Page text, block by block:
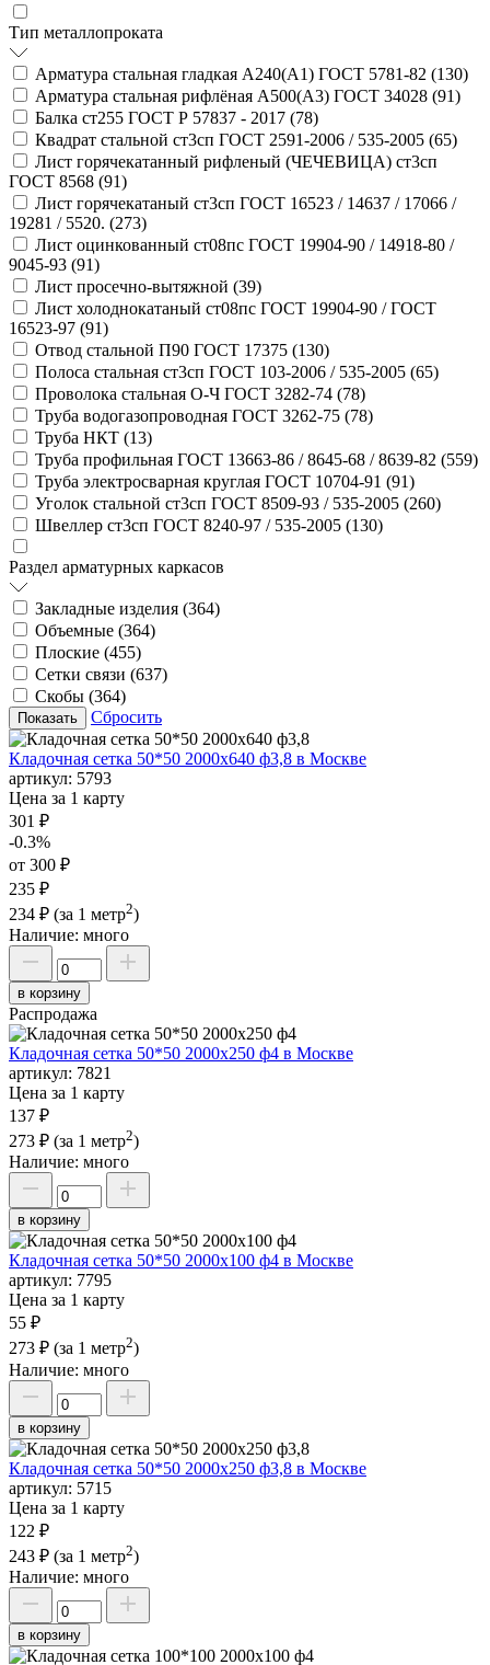
Тип металлопроката
Арматура стальная гладкая А240(А1) ГОСТ 5781-82 (130)
Арматура стальная рифлёная А500(А3) ГОСТ 34028 (91)
Балка ст255 ГОСТ Р 57837 - 2017 (78)
Квадрат стальной ст3сп ГОСТ 2591-2006 / 535-2005 (65)
Лист горячекатанный рифленый (ЧЕЧЕВИЦА) ст3сп
ГОСТ 8568 (91)
Лист горячекатаный ст3сп ГОСТ 16523 / 14637 / 17066 /
19281 / 5520. (273)
Лист оцинкованный ст08пс ГОСТ 19904-90 / 14918-80 /
9045-93 (91)
Лист просечно-вытяжной (39)
Лист холоднокатаный ст08пс ГОСТ 19904-90 / ГОСТ
16523-97 (91)
Отвод стальной П90 ГОСТ 17375 (130)
Полоса стальная ст3сп ГОСТ 103-2006 / 535-2005 (65)
Проволока стальная О-Ч ГОСТ 3282-74 (78)
Труба водогазопроводная ГОСТ 3262-75 (78)
Труба НКТ (13)
Труба профильная ГОСТ 13663-86 / 8645-68 / 8639-82 (559)
Труба электросварная круглая ГОСТ 10704-91 (91)
Уголок стальной ст3сп ГОСТ 8509-93 / 535-2005 (260)
Швеллер ст3сп ГОСТ 8240-97 / 535-2005 (130)
Раздел арматурных каркасов
Закладные изделия (364)
Объемные (364)
Плоские (455)
Сетки связи (637)
Скобы (364)
Сбросить
Кладочная сетка 50*50 2000х640 ф3,8 в Москве
артикул: 5793
Цена за 1 карту
301 ₽
-0.3%
от 300 ₽
235 ₽
234 ₽ (за 1 метр2)
Наличие: много
в корзину
Распродажа
Кладочная сетка 50*50 2000х250 ф4 в Москве
артикул: 7821
Цена за 1 карту
137 ₽
273 ₽ (за 1 метр2)
Наличие: много
в корзину
Кладочная сетка 50*50 2000х100 ф4 в Москве
артикул: 7795
Цена за 1 карту
55 ₽
273 ₽ (за 1 метр2)
Наличие: много
в корзину
Кладочная сетка 50*50 2000х250 ф3,8 в Москве
артикул: 5715
Цена за 1 карту
122 ₽
243 ₽ (за 1 метр2)
Наличие: много
в корзину